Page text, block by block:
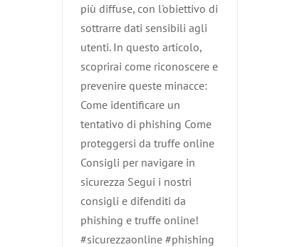
più diffuse, con l'obiettivo di
sottrarre dati sensibili agli
utenti. In questo articolo,
scoprirai come riconoscere e
prevenire queste minacce:
Come identificare un
tentativo di phishing Come
proteggersi da truffe online
Consigli per navigare in
sicurezza Segui i nostri
consigli e difenditi da
phishing e truffe online!
#sicurezzaonline #phishing